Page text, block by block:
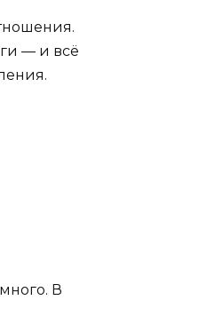
— и всё
В